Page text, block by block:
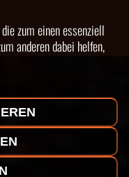
zum einen essenziell
anderen dabei helfen,